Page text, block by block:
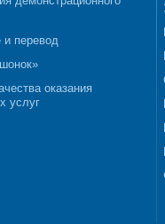
и перевод
оказания
услуг